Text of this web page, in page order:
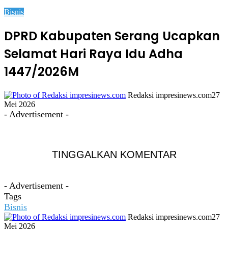
Bisnis
DPRD Kabupaten Serang Ucapkan
Selamat Hari Raya Idu Adha
1447/2026M
Redaksi impresinews.com27
Mei 2026
- Advertisement -
TINGGALKAN KOMENTAR
- Advertisement -
Tags
Bisnis
Redaksi impresinews.com27
Mei 2026